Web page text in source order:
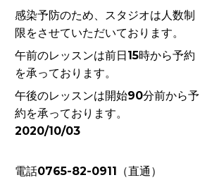
感染予防のため、スタジオは人数制
限をさせていただいております。
午前のレッスンは前日15時から予約
を承っております。
午後のレッスンは開始90分前から予
約を承っております。
2020/10/03
電話0765-82-0911（直通）